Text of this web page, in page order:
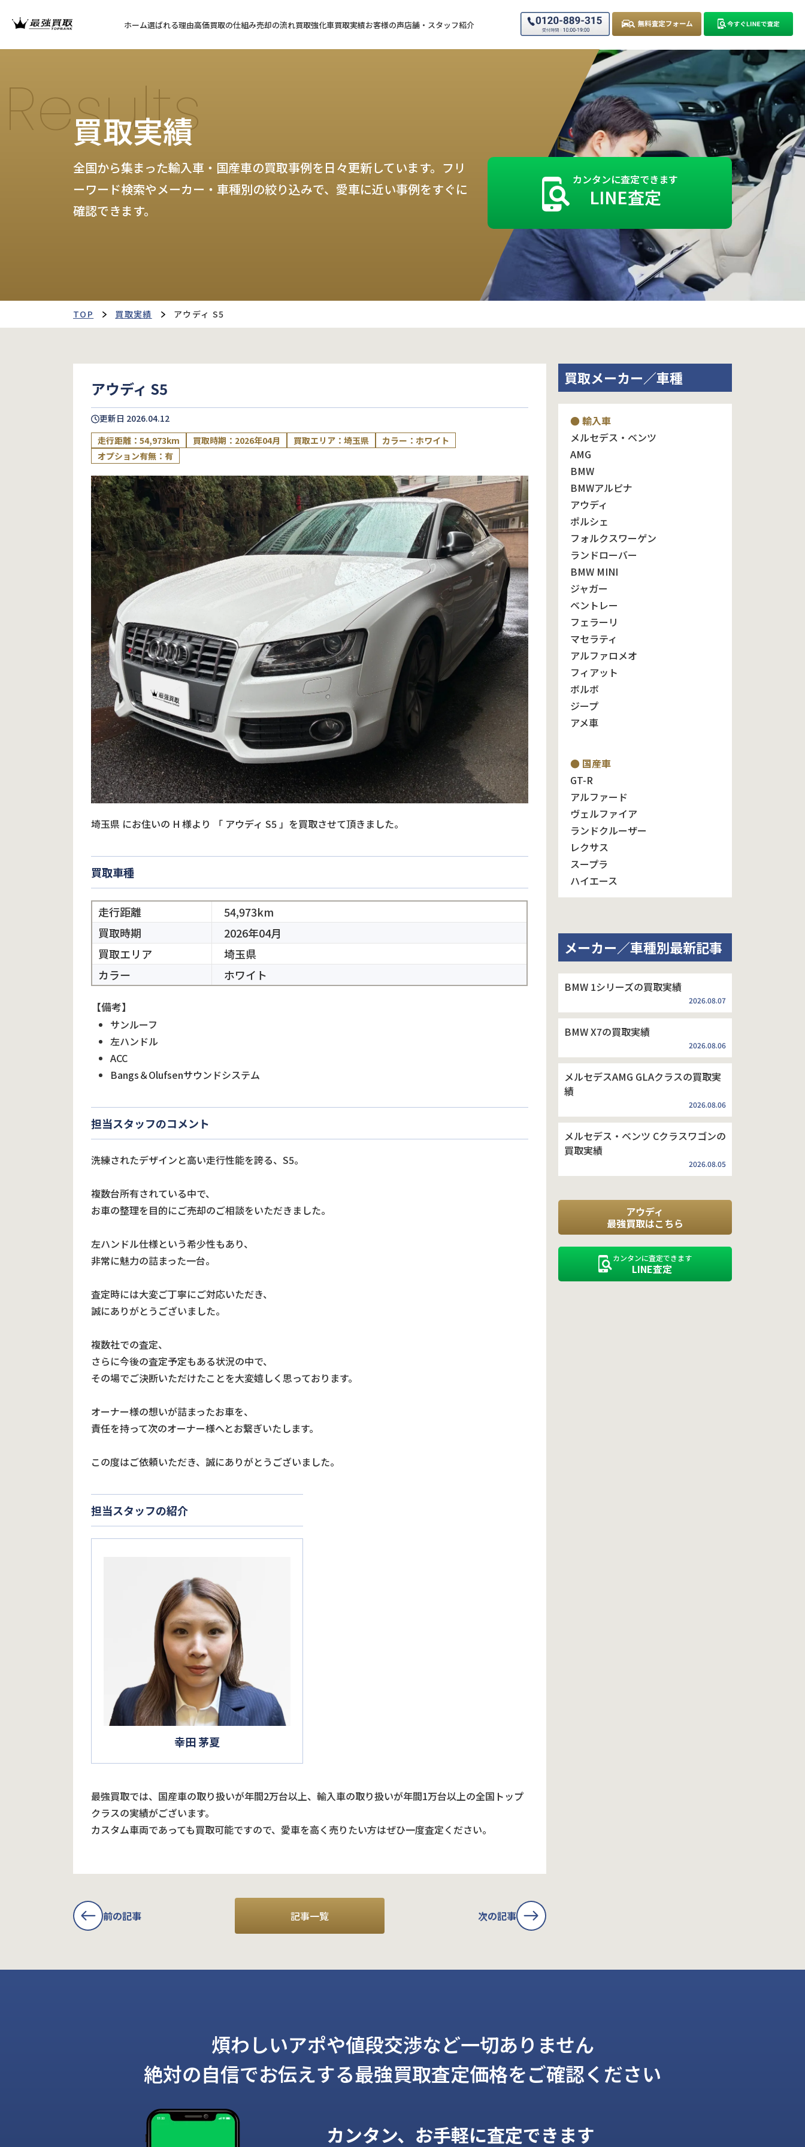
ホーム選ばれる理由高価買取の仕組み売却の流れ買取強化車買取実績お客様の声店舗・スタッフ紹介
Results
買取実績
全国から集まった輸入車・国産車の買取事例を日々更新しています。フリ
ーワード検索やメーカー・車種別の絞り込みで、愛車に近い事例をすぐに
確認できます。
カンタンに査定できます
LINE査定
TOP 買取実績 アウディ S5
アウディ S5
更新日 2026.04.12
走行距離：54,973km
買取時期：2026年04月 買取エリア：埼玉県
カラー：ホワイト
オプション有無：有
埼玉県 にお住いの H 様より 「 アウディ S5」を買取させて頂きました。
買取車種
走行距離
54,973km
買取時期
2026年04月
買取エリア
埼玉県
カラー
ホワイト
【備考】
サンルーフ
左ハンドル
ACC
Bangs＆Olufsenサウンドシステム
担当スタッフのコメント
洗練されたデザインと高い走行性能を誇る、S5。
複数台所有されている中で、
お車の整理を目的にご売却のご相談をいただきました。
左ハンドル仕様という希少性もあり、
非常に魅力の詰まった一台。
査定時には大変ご丁寧にご対応いただき、
誠にありがとうございました。
複数社での査定、
さらに今後の査定予定もある状況の中で、
その場でご決断いただけたことを大変嬉しく思っております。
オーナー様の想いが詰まったお車を、
責任を持って次のオーナー様へとお繋ぎいたします。
この度はご依頼いただき、誠にありがとうございました。
担当スタッフの紹介
幸田 茅夏
最強買取では、国産車の取り扱いが年間2万台以上、輸入車の取り扱いが年間1万台以上の全国トップ
クラスの実績がございます。
カスタム車両であっても買取可能ですので、愛車を高く売りたい方はぜひ一度査定ください。
前の記事 記事一覧 次の記事
買取メーカー／車種
● 輸入車
メルセデス・ベンツ
AMG
BMW
BMWアルピナ
アウディ
ポルシェ
フォルクスワーゲン
ランドローバー
BMW MINI
ジャガー
ベントレー
フェラーリ
マセラティ
アルファロメオ
フィアット
ボルボ
ジープ
アメ車
● 国産車
GT-R
アルファード
ヴェルファイア
ランドクルーザー
レクサス
スープラ
ハイエース
メーカー／車種別最新記事
BMW 1シリーズの買取実績
2026.08.07
BMW X7の買取実績
2026.08.06
メルセデスAMG GLAクラスの買取実
績
2026.08.06
メルセデス・ベンツ Cクラスワゴンの
買取実績
2026.08.05
アウディ
最強買取はこちら
カンタンに査定できます
LINE査定
煩わしいアポや値段交渉など一切ありません
絶対の自信でお伝えする最強買取査定価格をご確認ください
カンタン、お手軽に査定できます